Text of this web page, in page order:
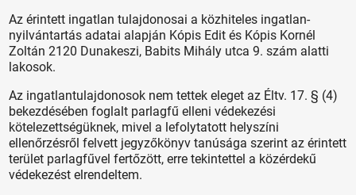
Az érintett ingatlan tulajdonosai a közhiteles ingatlan-
nyilvántartás adatai alapján Kópis Edit és Kópis Kornél
Zoltán 2120 Dunakeszi, Babits Mihály utca 9. szám alatti
lakosok.
Az ingatlantulajdonosok nem tettek eleget az Éltv. 17. § (4)
bekezdésében foglalt parlagfű elleni védekezési
kötelezettségüknek, mivel a lefolytatott helyszíni
ellenőrzésről felvett jegyzőkönyv tanúsága szerint az érintett
terület parlagfűvel fertőzött, erre tekintettel a közérdekű
védekezést elrendeltem.